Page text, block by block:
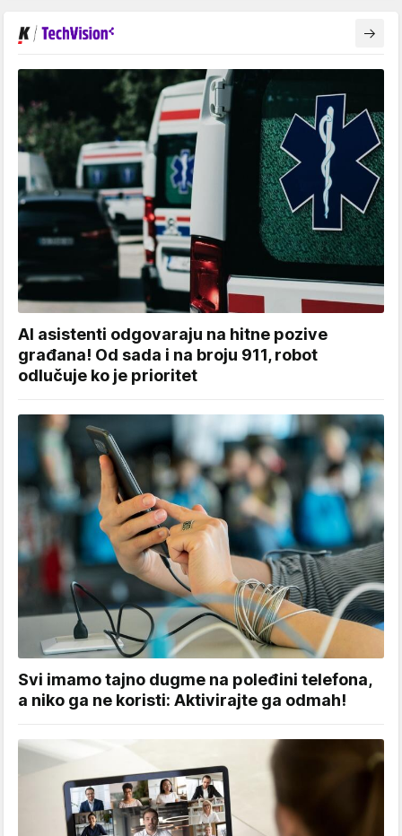
AI asistenti odgovaraju na hitne pozive
građana! Od sada i na broju 911, robot
odlučuje ko je prioritet
Svi imamo tajno dugme na poleđini telefona,
a niko ga ne koristi: Aktivirajte ga odmah!